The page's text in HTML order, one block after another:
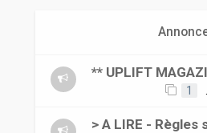
** UPLIFT
1
> A LIRE - Règles